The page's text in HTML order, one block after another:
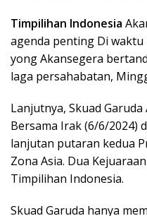
Timpilihan Indonesia
agenda penting Di waktu
yong Akansegera
laga persahabatan,
Lanjutnya, Skuad
Bersama Irak (6/6/2024)
lanjutan putaran kedua
Zona Asia. Dua
Timpilihan Indonesia.
Skuad Garuda hanya